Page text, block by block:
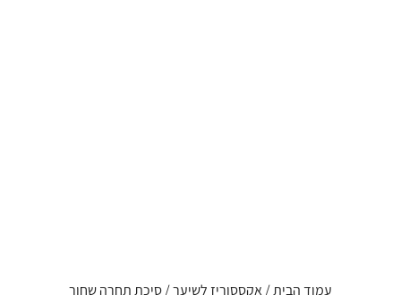
עמוד הבית/אקססוריז לשיער/ סיכת תחרה שחור